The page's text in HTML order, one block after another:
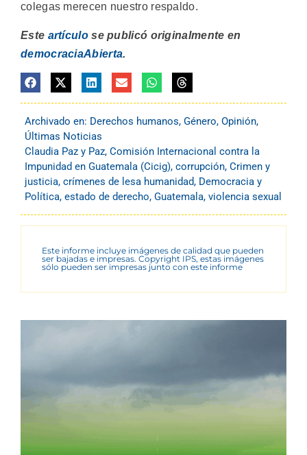
colegas merecen nuestro respaldo.
Este artículose publicó originalmente en
democraciaAbierta.
Archivado en: Derechos humanos, Género, Opinión,
Últimas Noticias
Claudia Paz y Paz, Comisión Internacional contra la
Impunidad en Guatemala (Cicig), corrupción, Crimen y
justicia, crímenes de lesa humanidad, Democracia y
Política, estado de derecho, Guatemala, violencia sexual
Este informe incluye imágenes de calidad que pueden
ser bajadas e impresas. Copyright IPS, estas imágenes
sólo pueden ser impresas junto con este informe